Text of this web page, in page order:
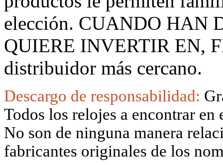
elección. CUANDO HAN
QUIERE INVERTIR EN,
distribuidor más cercano.
Descargo de responsabilidad:
Todos los relojes a encontrar
No son de ninguna manera
fabricantes originales de los